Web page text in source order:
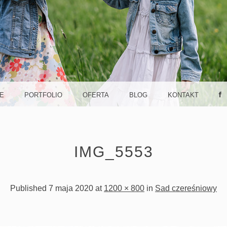
SĄCZ. NATURALNE ZDJĘCIA
PORTFOLIO OFERTA BLOG KONTAKT
IMG_5553
Published 7 maja 2020 at 1200 × 800 in Sad czereśniowy